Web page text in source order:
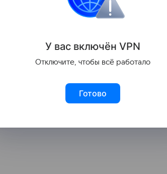
ухудшению самочувствия, а
инфекций и почечной
У вас включён VPN
Отключите, чтобы всё работало
Готово